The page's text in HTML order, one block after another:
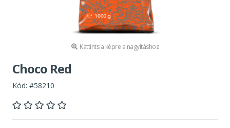
Kattints a képre a nagyításhoz
Choco Red
Kód: #58210